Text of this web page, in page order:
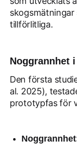
skogsmätningar
tillförlitliga.
Noggrannhet
Den första
al. 2025),
prototypfas för
Noggrannhet